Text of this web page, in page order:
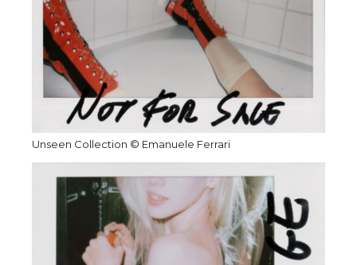
Unseen Collection © Emanuele Ferrari